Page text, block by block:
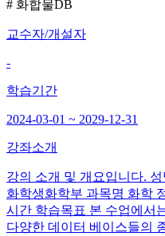
# 화합물DB
교수자/개설자
-
학습기간
2024-03-01 ~ 2029-12-31
강좌소개
강의 소개 및 개요입니다.
화학생화학부 과목명 화학
시간 학습목표 본 수업에서
다양한 데이터 베이스들의